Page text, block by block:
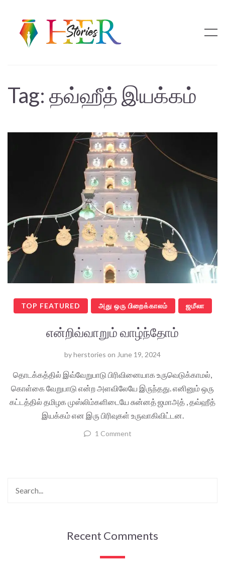
Tag: தவ்ஹீத் இயக்கம்
TOP FEATURED அது ஒரு பிறைக்காலம் ஜமீலா
என்றிவ்வாறும் வாழ்ந்தோம்
byherstories on June 19, 2024
தொடக்கத்தில் இவ்வேறுபாடு பிரிவினையாக உருவெடுக்காமல்,
கொள்கை வேறுபாடு என்ற அளவிலேயே இருந்தது. எனினும் ஒரு
கட்டத்தில் தமிழக முஸ்லிம்களிடையே சுன்னத் ஜமாஅத் , தவ்ஹீத்
இயக்கம் என இரு பிரிவுகள் உருவாகிவிட்டன.
1 Comment
Recent Comments